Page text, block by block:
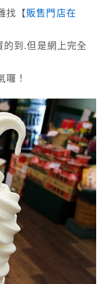
找【販售門店在
到.但是網上完全
囉！